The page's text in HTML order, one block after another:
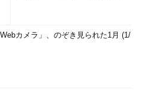
Webカメラ」、のぞき見られた1月 (1/